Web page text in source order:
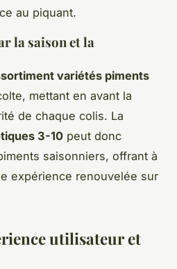
au piquant.
la saison et la
variétés piments
mettant en avant la
de chaque colis. La
3-10 peut donc
saisonniers, offrant à
expérience renouvelée sur
utilisateur et